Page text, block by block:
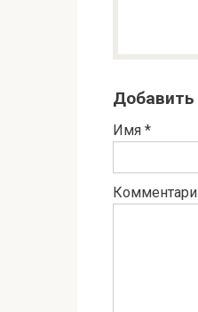
Имя *